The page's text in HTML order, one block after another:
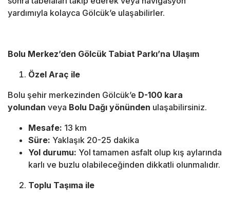
yardımıyla kolayca Gölcük’e ulaşabilirler.
Bolu Merkez’den Gölcük Tabiat Parkı’na Ulaşım
Özel Araç ile
Bolu şehir merkezinden Gölcük’e D-100 kara
yolundan veya Bolu Dağı yönünden ulaşabilirsiniz.
Mesafe: 13 km
Süre: Yaklaşık 20-25 dakika
Yol durumu: Yol tamamen asfalt olup kış aylarında
karlı ve buzlu olabileceğinden dikkatli olunmalıdır.
Toplu Taşıma ile